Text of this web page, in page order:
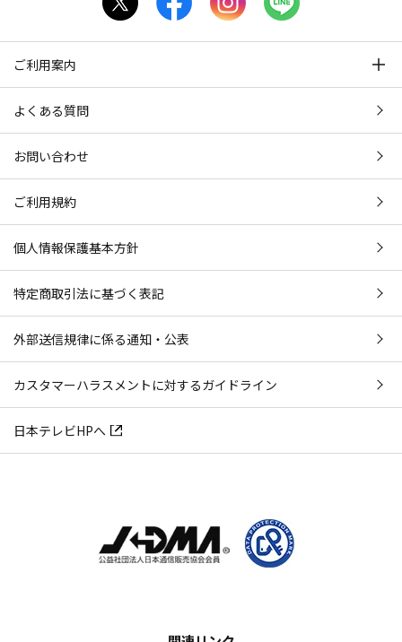
ご利用案内
よくある質問
お問い合わせ
ご利用規約
個人情報保護基本方針
特定商取引法に基づく表記
外部送信規律に係る通知・公表
カスタマーハラスメントに対するガイドライン
日本テレビHPへ